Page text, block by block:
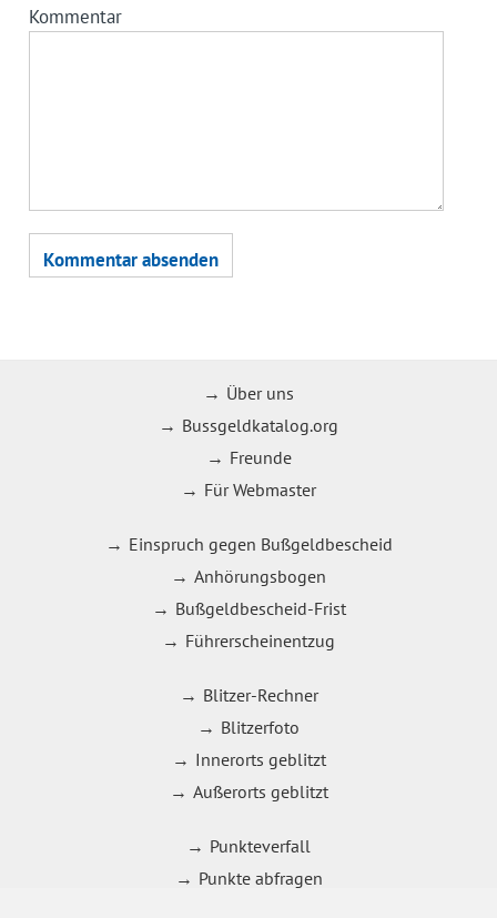
Kommentar
Über uns
Bussgeldkatalog.org
Freunde
Für Webmaster
Einspruch gegen Bußgeldbescheid
Anhörungsbogen
Bußgeldbescheid-Frist
Führerscheinentzug
Blitzer-Rechner
Blitzerfoto
Innerorts geblitzt
Außerorts geblitzt
Punkteverfall
Punkte abfragen